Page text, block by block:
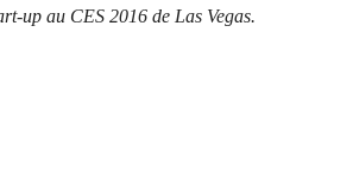
up au CES 2016 de Las Vegas.